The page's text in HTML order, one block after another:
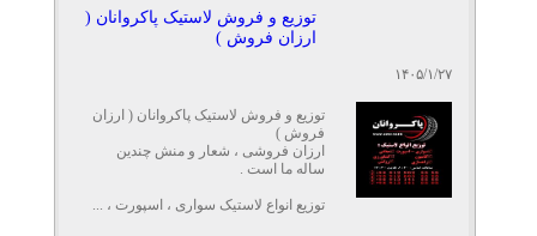
۱۴۰۵/۱/۲۷
توزیع و فروش لاستیک پاکروانان (
ارزان فروش )
توزیع و فروش لاستیک پاکروانان ( ارزان
فروش )
ارزان فروشی ، شعار و منش چندین
ساله ما است .
توزیع انواع لاستیک سواری ، اسپورت ، ...